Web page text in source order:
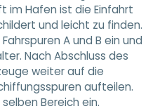
im Hafen ist die Einfahrt
und leicht zu finden.
A und B ein und
Nach Abschluss des
weiter auf die
aufteilen.
Bereich ein.